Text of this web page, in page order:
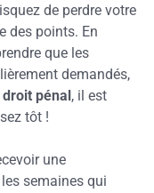
de perdre votre
des points. En
que les
demandés,
droit pénal, il est
tôt !
une
semaines qui